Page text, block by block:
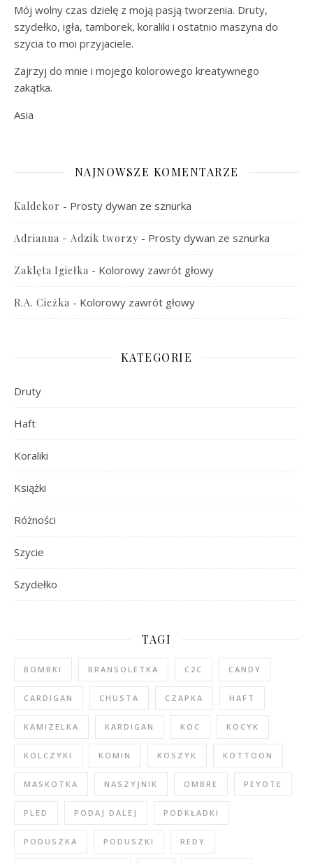
Mój wolny czas dzielę z moją pasją tworzenia. Druty,
szydełko, igła, tamborek, koraliki i ostatnio maszyna do
szycia to moi przyjaciele.
Zajrzyj do mnie i mojego kolorowego kreatywnego
zakątka.
Asia
NAJNOWSZE KOMENTARZE
Kaldekor - Prosty dywan ze sznurka
Adrianna - Adzik tworzy - Prosty dywan ze sznurka
Zaklęta Igiełka - Kolorowy zawrót głowy
R.A. Cieżka - Kolorowy zawrót głowy
KATEGORIE
Druty
Haft
Koraliki
Książki
Różności
Szycie
Szydełko
TAGI
BOMBKI BRANSOLETKA C2C CANDY
CARDIGAN CHUSTA CZAPKA HAFT
KAMIZELKA KARDIGAN KOC KOCYK
KOLCZYKI KOMIN KOSZYK KOTTOON
MASKOTKA NASZYJNIK OMBRE PEYOTE
PLED PODAJ DALEJ PODKŁADKI
PODUSZKA PODUSZKI REDY